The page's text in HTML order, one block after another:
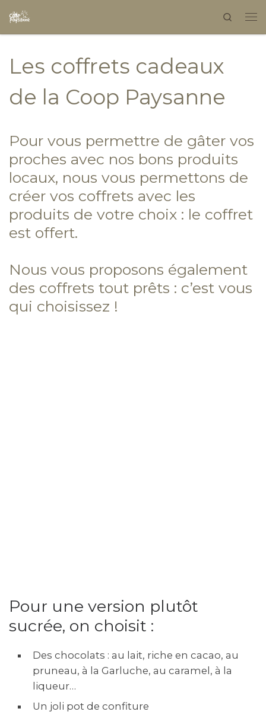
Skip to content Search
Les coffrets cadeaux
de la Coop Paysanne
Pour vous permettre de gâter vos
proches avec nos bons produits
locaux, nous vous permettons de
créer vos coffrets avec les
produits de votre choix : le coffret
est offert.
Nous vous proposons également
des coffrets tout prêts : c’est vous
qui choisissez !
Pour une version plutôt
sucrée, on choisit :
Des chocolats : au lait, riche en cacao, au
pruneau, à la Garluche, au caramel, à la
liqueur…
Un joli pot de confiture